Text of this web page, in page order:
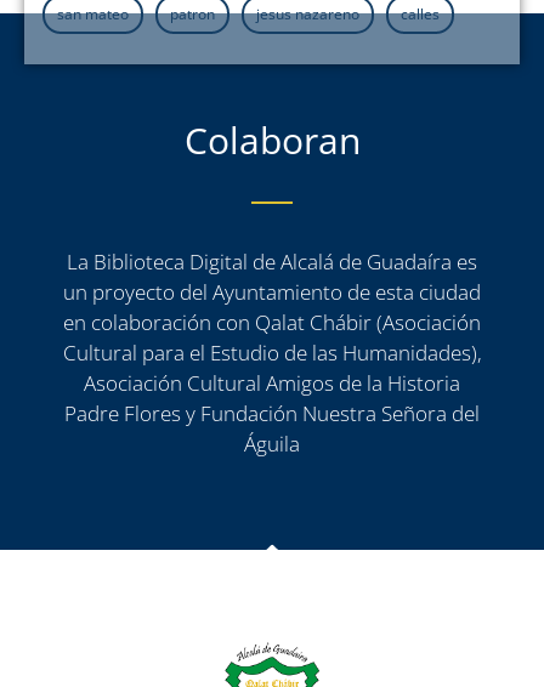
san mateo patron jesus nazareno calles
Colaboran
La Biblioteca Digital de Alcalá de Guadaíra es
un proyecto del Ayuntamiento de esta ciudad
en colaboración con Qalat Chábir (Asociación
Cultural para el Estudio de las Humanidades),
Asociación Cultural Amigos de la Historia
Padre Flores y Fundación Nuestra Señora del
Águila